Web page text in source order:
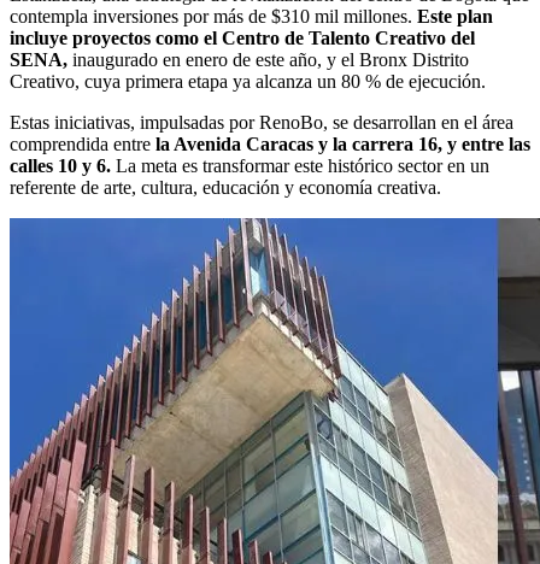
contempla inversiones por más de $310 mil millones. Este plan
incluye proyectos como el Centro de Talento Creativo del
SENA, inaugurado en enero de este año, y el Bronx Distrito
Creativo, cuya primera etapa ya alcanza un 80 % de ejecución.
Estas iniciativas, impulsadas por RenoBo, se desarrollan en el área
comprendida entre la Avenida Caracas y la carrera 16, y entre las
calles 10 y 6. La meta es transformar este histórico sector en un
referente de arte, cultura, educación y economía creativa.